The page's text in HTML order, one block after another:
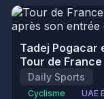
Tadej Pogacar
Tour de France
Daily Sports
Cyclisme UAE